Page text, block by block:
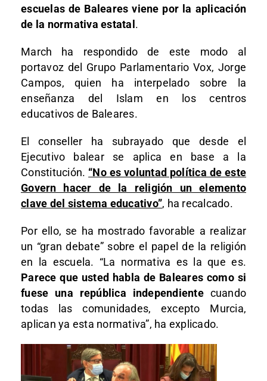
escuelas de Baleares viene por la aplicación
de la normativa estatal .
March ha respondido de este modo al
portavoz del Grupo Parlamentario Vox, Jorge
Campos, quien ha interpelado sobre la
enseñanza del Islam en los centros
educativos de Baleares.
El conseller ha subrayado que desde el
Ejecutivo balear se aplica en base a la
Constitución. “No es voluntad política de este
Govern hacer de la religión un elemento
clave del sistema educativo”, ha recalcado.
Por ello, se ha mostrado favorable a realizar
un “gran debate” sobre el papel de la religión
en la escuela. “La normativa es la que es.
Parece que usted habla de Baleares como si
fuese una república independientecuando
todas las comunidades, excepto Murcia,
aplican ya esta normativa”, ha explicado.